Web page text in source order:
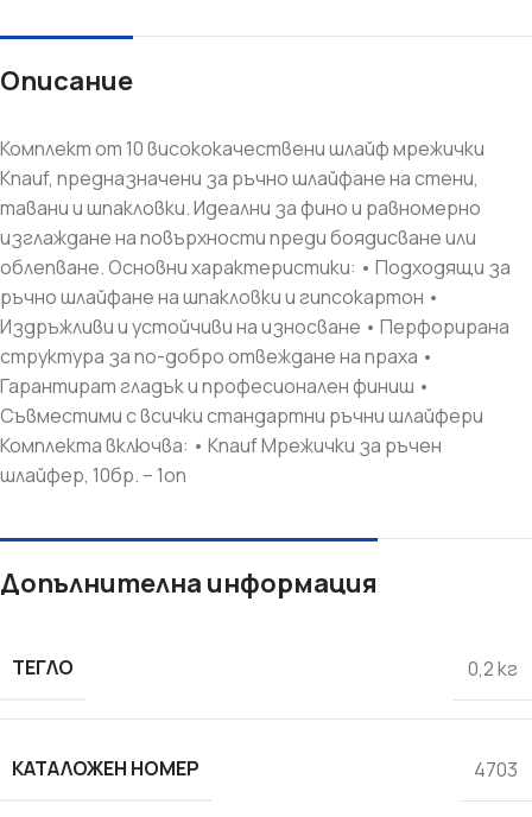
Описание
Комплект от 10 висококачествени шлайф мрежички
Knauf, предназначени за ръчно шлайфане на стени,
тавани и шпакловки. Идеални за фино и равномерно
изглаждане на повърхности преди боядисване или
облепване. Основни характеристики: • Подходящи за
ръчно шлайфане на шпакловки и гипсокартон •
Издръжливи и устойчиви на износване • Перфорирана
структура за по-добро отвеждане на праха •
Гарантират гладък и професионален финиш •
Съвместими с всички стандартни ръчни шлайфери
Комплекта включва: • Knauf Мрежички за ръчен
шлайфер, 10бр. – 1оп
Допълнителна информация
ТЕГЛО 0,2 кг
КАТАЛОЖЕН НОМЕР 4703